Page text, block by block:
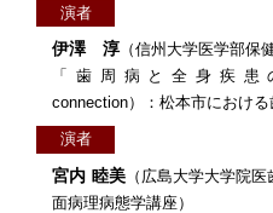
演者
伊澤 淳（信州大学医学部保
「歯周病と全身疾
connection）：松本市における
演者
宮内 睦美（広島大学大学院医
面病理病態学講座）